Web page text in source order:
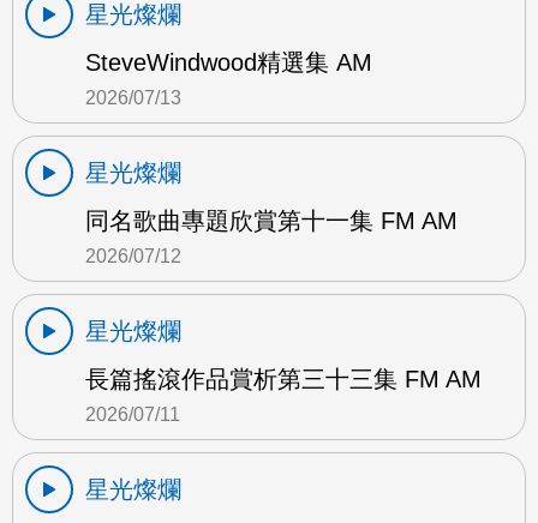
星光燦爛
SteveWindwood精選集 AM
2026/07/13
星光燦爛
同名歌曲專題欣賞第十一集 FM AM
2026/07/12
星光燦爛
長篇搖滾作品賞析第三十三集 FM AM
2026/07/11
星光燦爛